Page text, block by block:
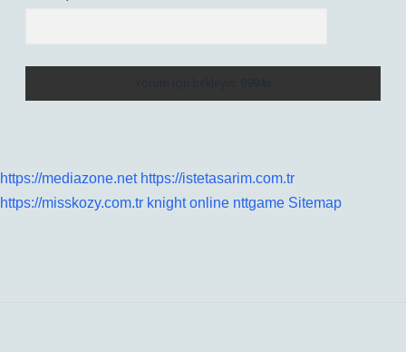
https://mediazone.net https://istetasarim.com.tr
https://misskozy.com.tr knight online nttgame Sitemap